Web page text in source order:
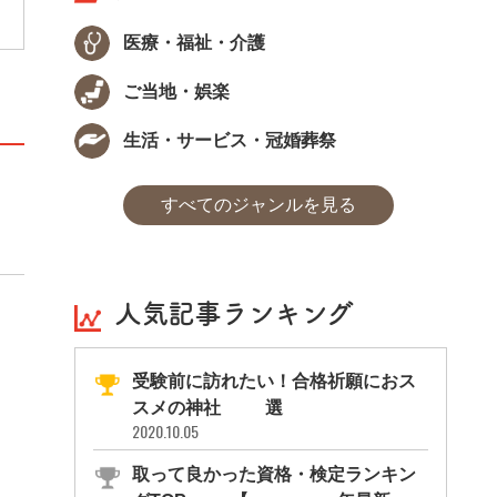
医療・福祉・介護
ご当地・娯楽
生活・サービス・冠婚葬祭
すべてのジャンルを見る
人気記事ランキング
受験前に訪れたい！合格祈願におス
スメの神社11選
2020.10.05
取って良かった資格・検定ランキン